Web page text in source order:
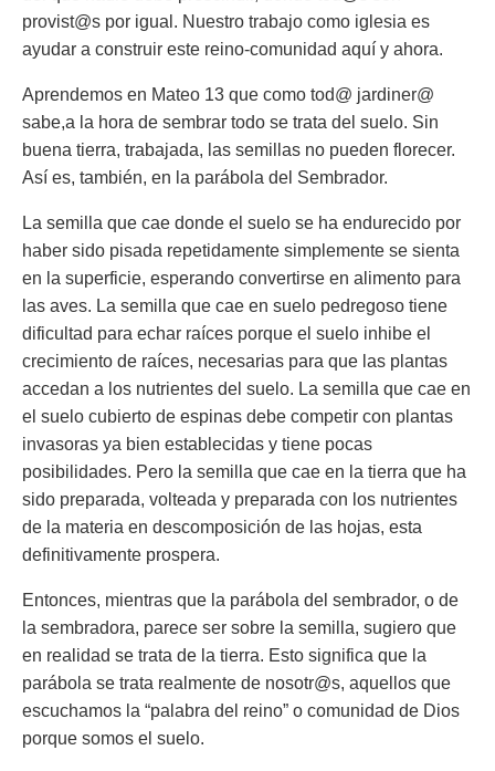
provist@s por igual. Nuestro trabajo como iglesia es
ayudar a construir este reino-comunidad aquí y ahora.
Aprendemos en Mateo 13 que como tod@ jardiner@
sabe,a la hora de sembrar todo se trata del suelo. Sin
buena tierra, trabajada, las semillas no pueden florecer.
Así es, también, en la parábola del Sembrador.
La semilla que cae donde el suelo se ha endurecido por
haber sido pisada repetidamente simplemente se sienta
en la superficie, esperando convertirse en alimento para
las aves. La semilla que cae en suelo pedregoso tiene
dificultad para echar raíces porque el suelo inhibe el
crecimiento de raíces, necesarias para que las plantas
accedan a los nutrientes del suelo. La semilla que cae en
el suelo cubierto de espinas debe competir con plantas
invasoras ya bien establecidas y tiene pocas
posibilidades. Pero la semilla que cae en la tierra que ha
sido preparada, volteada y preparada con los nutrientes
de la materia en descomposición de las hojas, esta
definitivamente prospera.
Entonces, mientras que la parábola del sembrador, o de
la sembradora, parece ser sobre la semilla, sugiero que
en realidad se trata de la tierra. Esto significa que la
parábola se trata realmente de nosotr@s, aquellos que
escuchamos la “palabra del reino” o comunidad de Dios
porque somos el suelo.